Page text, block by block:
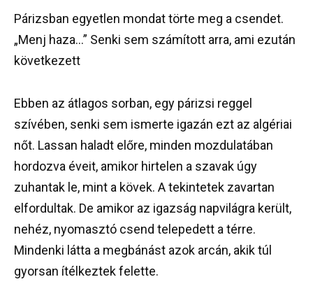
Párizsban egyetlen mondat törte meg a csendet.
„Menj haza…” Senki sem számított arra, ami ezután
következett
Ebben az átlagos sorban, egy párizsi reggel
szívében, senki sem ismerte igazán ezt az algériai
nőt. Lassan haladt előre, minden mozdulatában
hordozva éveit, amikor hirtelen a szavak úgy
zuhantak le, mint a kövek. A tekintetek zavartan
elfordultak. De amikor az igazság napvilágra került,
nehéz, nyomasztó csend telepedett a térre.
Mindenki látta a megbánást azok arcán, akik túl
gyorsan ítélkeztek felette.